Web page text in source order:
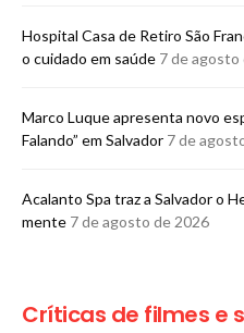
Hospital Casa de Retiro São
o cuidado em saúde 7 de agosto
Marco Luque apresenta novo
Falando” em Salvador 7 de
Acalanto Spa traz a Salvador o
mente 7 de agosto de 2026
Críticas de filmes e